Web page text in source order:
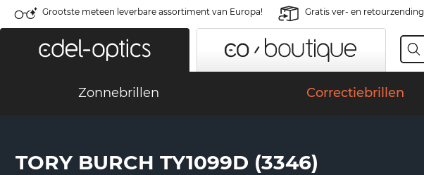
Grootste meteen leverbare assortiment van Europa! Gratis ver- en retourzending
Zonnebrillen Correctiebrillen
TORY BURCH TY1099D (3346)